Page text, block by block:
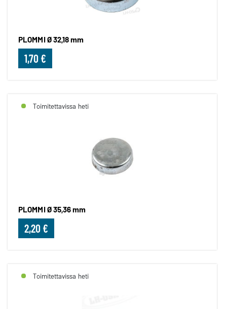
PLOMMI Ø 32,18 mm
1,70 €
Toimitettavissa heti
PLOMMI Ø 35,36 mm
2,20 €
Toimitettavissa heti